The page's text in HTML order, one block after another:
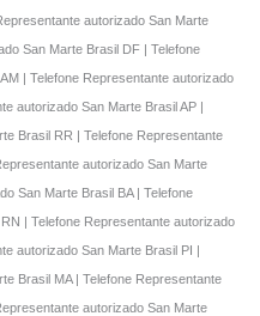
autorizado San Marte
San Marte Brasil DF | Telefone
| Telefone Representante autorizado
autorizado San Marte Brasil AP |
Brasil RR | Telefone Representante
autorizado San Marte
San Marte Brasil BA | Telefone
| Telefone Representante autorizado
autorizado San Marte Brasil PI |
Brasil MA | Telefone Representante
autorizado San Marte